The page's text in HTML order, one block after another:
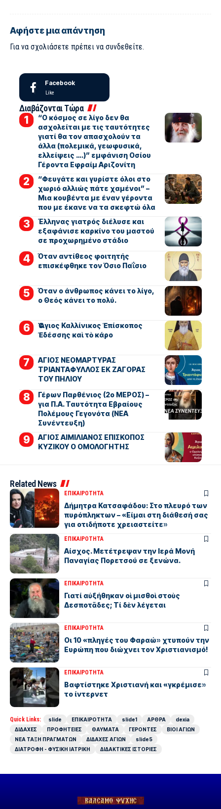
Αφήστε μια απάντηση
Για να σχολιάσετε πρέπει να συνδεθείτε.
Facebook
Like
Διαβάζονται Τώρα
“Ο κόσμος σε λίγο δεν θα
ασχολείται με τις ταυτότητες
γιατί θα τον απασχολούν τα
άλλα (πολεμικά, γεωφυσικά,
ελλείψεις ….)” εμφάνιση Οσίου
Γέροντα Εφραίμ Αριζονίτη
“Φευγάτε και γυρίστε όλοι στο
χωριό αλλιώς πάτε χαμένοι” –
Μια κουβέντα με έναν γέροντα
που με έκανε να τα σκεφτώ όλα
Έλληνας γιατρός διέλυσε και
εξαφάνισε καρκίνο του μαστού
σε προχωρημένο στάδιο
Όταν αντίθεος φοιτητής
επισκέφθηκε τον Όσιο Παΐσιο
Όταν ο άνθρωπος κάνει το λίγο,
ο Θεός κάνει το πολύ.
Ὁ Ἅγιος Καλλίνικος Ἐπίσκοπος
Ἐδέσσης καὶ τὸ κάρο
ΑΓΙΟΣ ΝΕΟΜΑΡΤΥΡΑΣ
ΤΡΙΑΝΤΑΦΥΛΛΟΣ ΕΚ ΖΑΓΟΡΑΣ
ΤΟΥ ΠΗΛΙΟΥ
Γέρων Παρθένιος (2ο ΜΕΡΟΣ) –
για Π.Α. Ταυτότητα Εβραίους
Πολέμους Γεγονότα (ΝΕΑ
Συνέντευξη)
ΑΓΙΟΣ ΑΙΜΙΛΙΑΝΟΣ ΕΠΙΣΚΟΠΟΣ
ΚΥΖΙΚΟΥ Ο ΟΜΟΛΟΓΗΤΗΣ
Related News
ΕΠΙΚΑΙΡΟΤΗΤΑ
Δήμητρα Κατσαφάδου: Στο πλευρό των
πυρόπληκτων – «Είμαι στη διάθεσή σας
για οτιδήποτε χρειαστείτε»
ΕΠΙΚΑΙΡΟΤΗΤΑ
Αίσχος. Μετέτρεψαν την Ιερά Μονή
Παναγίας Πορετσού σε ξενώνα.
ΕΠΙΚΑΙΡΟΤΗΤΑ
Γιατί αὐξήθηκαν οἱ μισθοὶ στοὺς
Δεσποτᾶδες; Τί δὲν λέγεται
ΕΠΙΚΑΙΡΟΤΗΤΑ
Οι 10 «πληγές του Φαραώ» χτυπούν την
Ευρώπη που διώχνει τον Χριστιανισμό!
ΕΠΙΚΑΙΡΟΤΗΤΑ
Βαφτίστηκε Χριστιανή και «γκρέμισε»
το ίντερνετ
Quick Links: slide ΕΠΙΚΑΙΡΟΤΗΤΑ slide1 ΑΡΘΡΑ
dexia
ΔΙΔΑΧΕΣ
ΠΡΟΦΗΤΕΙΕΣ ΘΑΥΜΑΤΑ ΓΕΡΟΝΤΕΣ
ΒΙΟΙ ΑΓΙΩΝ
ΝΕΑ ΤΑΞΗ ΠΡΑΓΜΑΤΩΝ
ΔΙΔΑΧΕΣ ΑΓΙΩΝ
slide5
ΔΙΑΤΡΟΦΗ - ΦΥΣΙΚΗ ΙΑΤΡΙΚΗ
ΔΙΔΑΚΤΙΚΕΣ ΙΣΤΟΡΙΕΣ